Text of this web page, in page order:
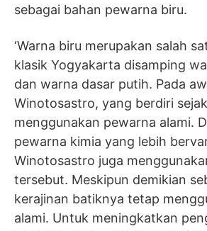
sebagai bahan pewarna biru.
‘Warna biru merupakan salah
klasik Yogyakarta disamping
dan warna dasar putih. Pada
Winotosastro, yang berdiri
menggunakan pewarna alami.
pewarna kimia yang lebih
Winotosastro juga
tersebut. Meskipun demikian
kerajinan batiknya tetap
alami. Untuk meningkatkan